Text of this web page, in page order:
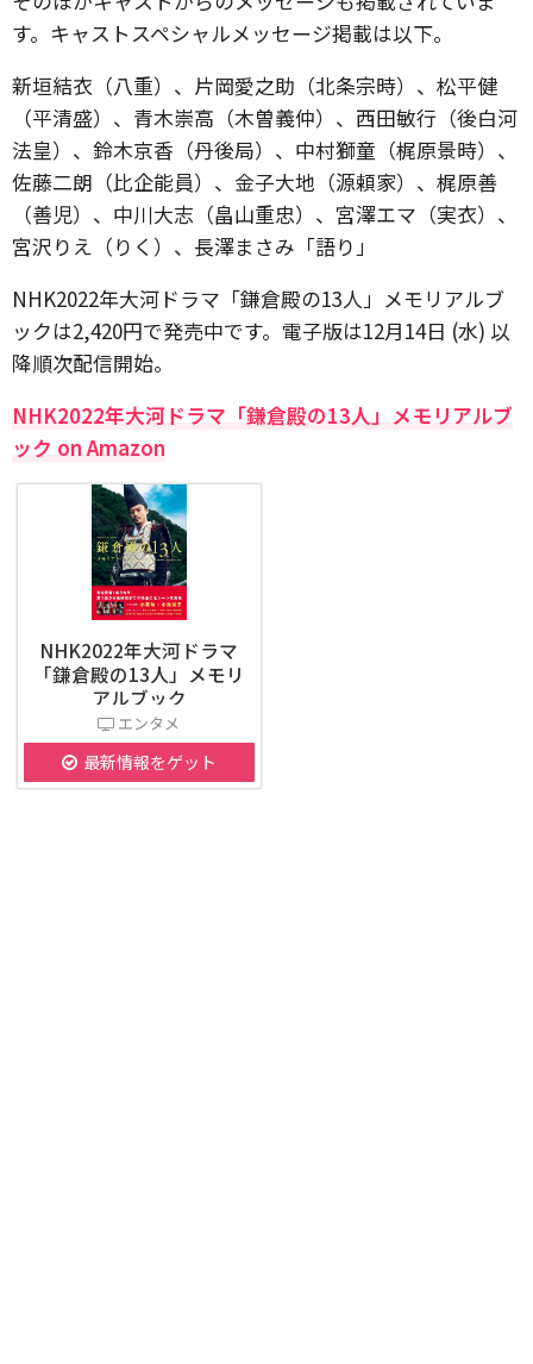
す。キャストスペシャルメッセージ掲載は以下。
新垣結衣（八重）、片岡愛之助（北条宗時）、松平健
（平清盛）、青木崇高（木曽義仲）、西田敏行（後白河
法皇）、鈴木京香（丹後局）、中村獅童（梶原景時）、
佐藤二朗（比企能員）、金子大地（源頼家）、梶原善
（善児）、中川大志（畠山重忠）、宮澤エマ（実衣）、
宮沢りえ（りく）、長澤まさみ「語り」
NHK2022年大河ドラマ「鎌倉殿の13人」メモリアルブ
ックは2,420円で発売中です。電子版は12月14日 (水) 以
降順次配信開始。
NHK2022年大河ドラマ「鎌倉殿の13人」メモリアルブ
ック on Amazon
NHK2022年大河ドラマ
「鎌倉殿の13人」メモリ
アルブック
エンタメ
最新情報をゲット